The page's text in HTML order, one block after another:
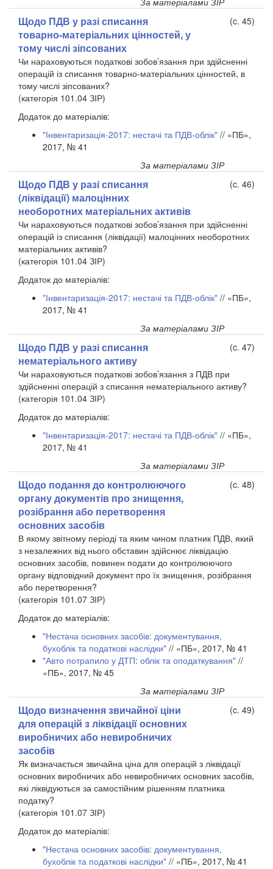
Щодо ПДВ у разі списання
товарно-матеріальних цінностей, у
тому числі зіпсованих
(c. 45)
Чи нараховуються податкові зобов’язання при здійсненні
операцій із списання товарно-матеріальних цінностей, в
тому числі зіпсованих?
(категорія 101.04 ЗІР)
Додаток до матеріалів:
"Інвентаризація-2017: нестачі та ПДВ-облік" // «ПБ»,
2017, № 41
За матеріалами ЗІР
Щодо ПДВ у разі списання
(ліквідації) малоцінних
необоротних матеріальних активів
(c. 46)
Чи нараховуються податкові зобов’язання при здійсненні
операцій із списання (ліквідації) малоцінних необоротних
матеріальних активів?
(категорія 101.04 ЗІР)
Додаток до матеріалів:
"Інвентаризація-2017: нестачі та ПДВ-облік" // «ПБ»,
2017, № 41
За матеріалами ЗІР
Щодо ПДВ у разі списання
нематеріального активу
(c. 47)
Чи нараховуються податкові зобов’язання з ПДВ при
здійсненні операцій з списання нематеріального активу?
(категорія 101.04 ЗІР)
Додаток до матеріалів:
"Інвентаризація-2017: нестачі та ПДВ-облік" // «ПБ»,
2017, № 41
За матеріалами ЗІР
Щодо подання до контролюючого
органу документів про знищення,
розібрання або перетворення
основних засобів
(c. 48)
В якому звітному періоді та яким чином платник ПДВ, який
з незалежних від нього обставин здійснює ліквідацію
основних засобів, повинен подати до контролюючого
органу відповідний документ про їх знищення, розібрання
або перетворення?
(категорія 101.07 ЗІР)
Додаток до матеріалів:
"Нестача основних засобів: документування,
бухоблік та податкові наслідки" // «ПБ», 2017, № 41
"Авто потрапило у ДТП: облік та оподаткування" //
«ПБ», 2017, № 45
За матеріалами ЗІР
Щодо визначення звичайної ціни
для операцій з ліквідації основних
виробничих або невиробничих
засобів
(c. 49)
Як визначається звичайна ціна для операцій з ліквідації
основних виробничих або невиробничих основних засобів,
які ліквідуються за самостійним рішенням платника
податку?
(категорія 101.07 ЗІР)
Додаток до матеріалів:
"Нестача основних засобів: документування,
бухоблік та податкові наслідки" // «ПБ», 2017, № 41